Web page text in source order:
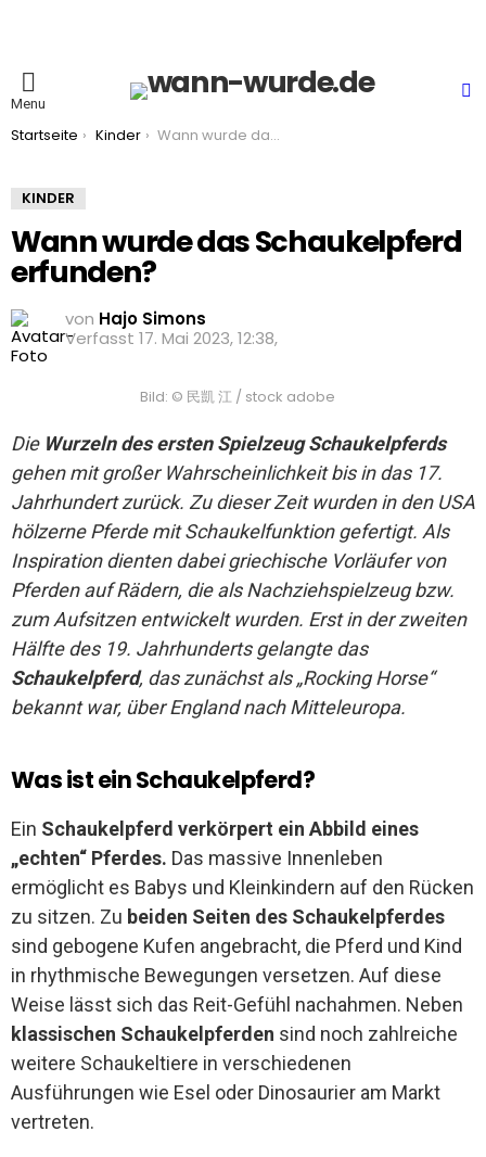
Menu
You are here:
Startseite Kinder Wann wurde das Schaukelpferd erfunden?
KINDER
Wann wurde das Schaukelpferd
erfunden?
von Hajo Simons
17. Mai 2023, 12:38
Bild: © 民凱 江 / stock adobe
DieWurzeln des ersten Spielzeug Schaukelpferds
gehen mit großer Wahrscheinlichkeit bis in das 17.
Jahrhundert zurück. Zu dieser Zeit wurden in den USA
hölzerne Pferde mit Schaukelfunktion gefertigt. Als
Inspiration dienten dabei griechische Vorläufer von
Pferden auf Rädern, die als Nachziehspielzeug bzw.
zum Aufsitzen entwickelt wurden. Erst in der zweiten
Hälfte des 19. Jahrhunderts gelangte das
Schaukelpferd, das zunächst als „Rocking Horse“
bekannt war, über England nach Mitteleuropa.
Was ist ein Schaukelpferd?
Ein Schaukelpferd verkörpert ein Abbild eines
„echten“ Pferdes. Das massive Innenleben
ermöglicht es Babys und Kleinkindern auf den Rücken
zu sitzen. Zu beiden Seiten des Schaukelpferdes
sind gebogene Kufen angebracht, die Pferd und Kind
in rhythmische Bewegungen versetzen. Auf diese
Weise lässt sich das Reit-Gefühl nachahmen. Neben
klassischen Schaukelpferden sind noch zahlreiche
weitere Schaukeltiere in verschiedenen
Ausführungen wie Esel oder Dinosaurier am Markt
vertreten.